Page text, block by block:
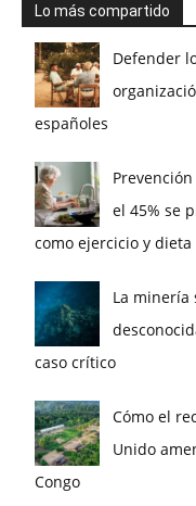
Lo más compartido
Defender
españoles
el 45% se
como ejercicio y dieta
La minería
caso crítico
Cómo el
Unido
Congo